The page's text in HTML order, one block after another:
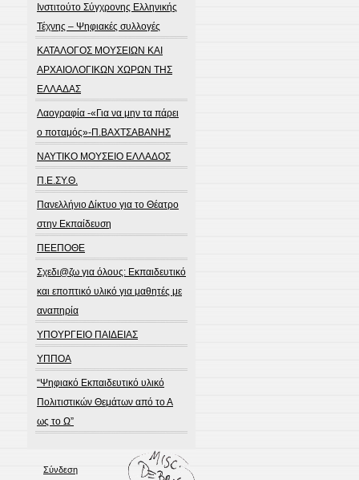
Ινστιτούτο Σύγχρονης Ελληνικής
Τέχνης – Ψηφιακές συλλογές
ΚΑΤΑΛΟΓΟΣ ΜΟΥΣΕΙΩΝ ΚΑΙ
ΑΡΧΑΙΟΛΟΓΙΚΩΝ ΧΩΡΩΝ ΤΗΣ
ΕΛΛΑΔΑΣ
Λαογραφία -«Για να μην τα πάρει
ο ποταμός»-Π.ΒΑΧΤΣΑΒΑΝΗΣ
ΝΑΥΤΙΚΟ ΜΟΥΣΕΙΟ ΕΛΛΑΔΟΣ
Π.Ε.ΣΥ.Θ.
Πανελλήνιο Δίκτυο για το Θέατρο
στην Εκπαίδευση
ΠΕΕΠΟΘΕ
Σχεδι@ζω για όλους: Εκπαιδευτικό
και εποπτικό υλικό για μαθητές με
αναπηρία
ΥΠΟΥΡΓΕΙΟ ΠΑΙΔΕΙΑΣ
ΥΠΠΟΑ
“Ψηφιακό Εκπαιδευτικό υλικό
Πολιτιστικών Θεμάτων από το Α
ως το Ω”
Σύνδεση